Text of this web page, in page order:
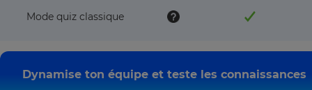
Mode quiz classique
Dynamise ton équipe et teste les connaissances